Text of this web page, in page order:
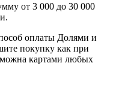
от 3 000 до 30 000
оплаты Долями и
покупку как при
картами любых